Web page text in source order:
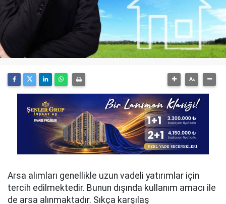
Arsa alımları genellikle uzun vadeli yatırımlar için
tercih edilmektedir. Bunun dışında kullanım amacı ile
de arsa alınmaktadır. Sıkça karşılaş